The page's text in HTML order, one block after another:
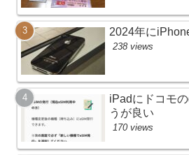
2024年に
238 views
iPadにドコモ
うが良い
170 views